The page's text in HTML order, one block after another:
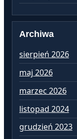
Archiwa
sierpień 2026
maj 2026
marzec 2026
listopad 2024
grudzień 2023